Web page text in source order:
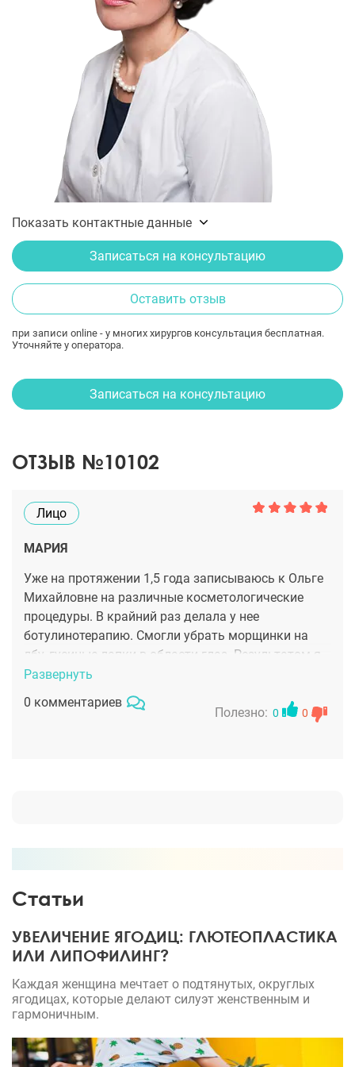
Показать контактные данные
Записаться на консультацию
Оставить отзыв
при записи online - у многих хирургов консультация бесплатная.
Уточняйте у оператора.
Записаться на консультацию
ОТЗЫВ №10102
Лицо
МАРИЯ
Уже на протяжении 1,5 года записываюсь к Ольге
Михайловне на различные косметологические
процедуры. В крайний раз делала у нее
ботулинотерапию. Смогли убрать морщинки на
лбу, гусиные лапки в области глаз. Результатом я
довольна, все смотрится естественно. Ольгу
Михайловну как косметолога я рекомендую
Развернуть
0 комментариев
Полезно: 0 0
Статьи
УВЕЛИЧЕНИЕ ЯГОДИЦ: ГЛЮТЕОПЛАСТИКА
ИЛИ ЛИПОФИЛИНГ?
Каждая женщина мечтает о подтянутых, округлых
ягодицах, которые делают силуэт женственным и
гармоничным.